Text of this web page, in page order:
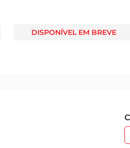
DISPONÍVEL EM BREVE